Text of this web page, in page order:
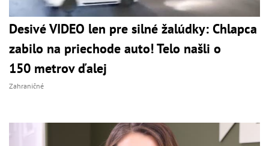
Desivé VIDEO len pre silné žalúdky: Chlapca
zabilo na priechode auto! Telo našli o
150 metrov ďalej
Zahraničné